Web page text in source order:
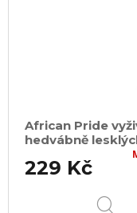
African Pride
hedvábně
229 Kč